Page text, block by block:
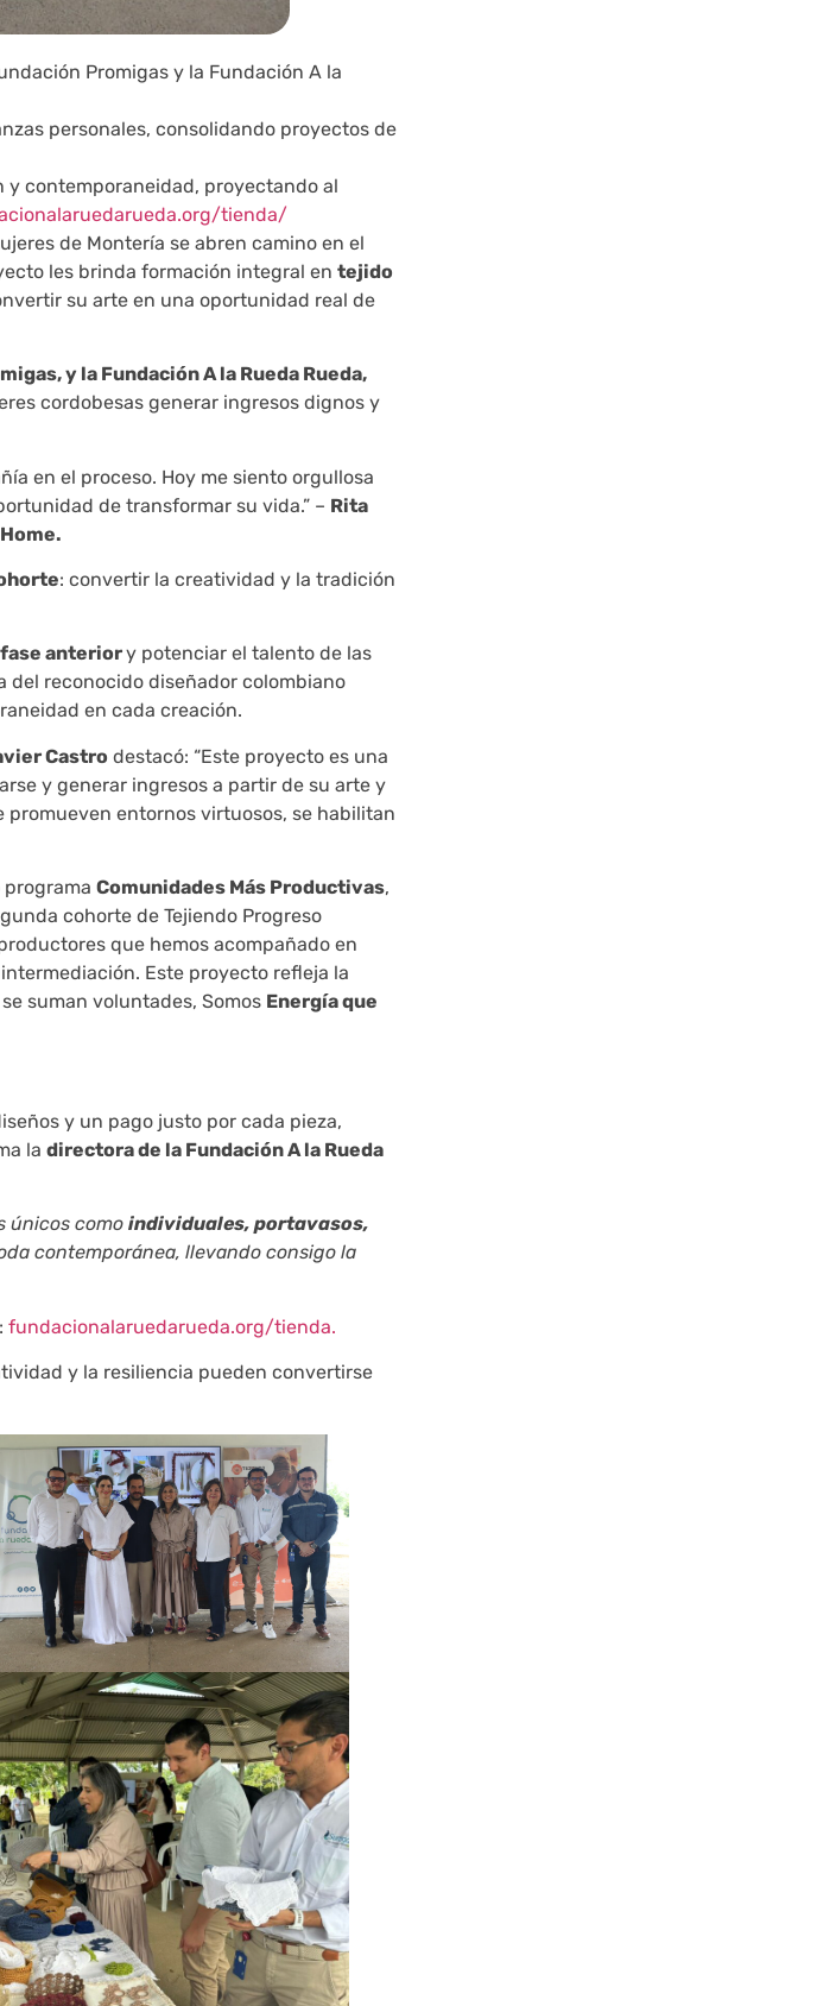
Promigas y la Fundación A la
personales, consolidando proyectos de
y contemporaneidad, proyectando al
tienda/
de Montería se abren camino en el
les brinda formación integral en tejido
su arte en una oportunidad real de
y la Fundación A la Rueda Rueda,
cordobesas generar ingresos dignos y
en el proceso. Hoy me siento orgullosa
de transformar su vida.” – Rita
: convertir la creatividad y la tradición
anteriory potenciar el talento de las
del reconocido diseñador colombiano
en cada creación.
Castro destacó: “Este proyecto es una
y generar ingresos a partir de su arte y
promueven entornos virtuosos, se habilitan
programa Comunidades Más Productivas,
cohorte de Tejiendo Progreso
que hemos acompañado en
Este proyecto refleja la
suman voluntades, Somos Energía que
y un pago justo por cada pieza,
la directora de la Fundación A la Rueda
únicos como individuales, portavasos,
contemporánea, llevando consigo la
fundacionalaruedarueda.org/tienda.
y la resiliencia pueden convertirse